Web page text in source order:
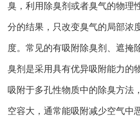
臭，利用除臭剂或者臭气的物理
分的结果，只改变臭气的局部浓
度。常见的有吸附除臭剂、遮掩
臭剂是采用具有优异吸附能力的
吸附于多孔性物质中的除臭方法
空容大，通常能吸附减少空气中